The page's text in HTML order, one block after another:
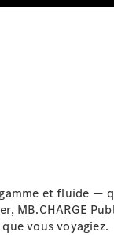
et fluide —
MB.CHARGE
vous voyagiez.